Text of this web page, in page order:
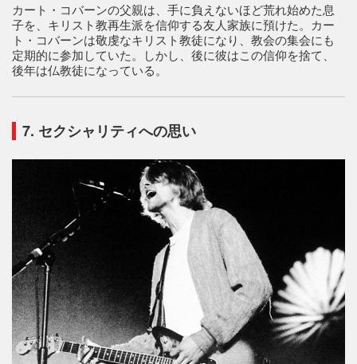
カート・コバーンの父親は、手に負えないほど荒れ始めた息
子を、キリスト教再生派を信仰する友人家族に預けた。カー
ト・コバーンは敬虔なキリスト教徒になり、教会の集会にも
定期的に参加していた。しかし、後に彼はこの信仰を捨て、
後年は仏教徒になっている。
7. セクシャリティへの思い